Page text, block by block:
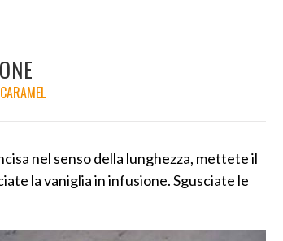
nel senso della lunghezza, mettete il
la vaniglia in infusione. Sgusciate le